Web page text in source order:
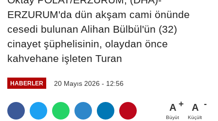
ERZURUM'da dün akşam cami önünde
cesedi bulunan Alihan Bülbül'ün (32)
cinayet şüphelisinin, olaydan önce
kahvehane işleten Turan
HABERLER 20 Mayıs 2026 - 12:56
A
Büyüt
A
Küçült